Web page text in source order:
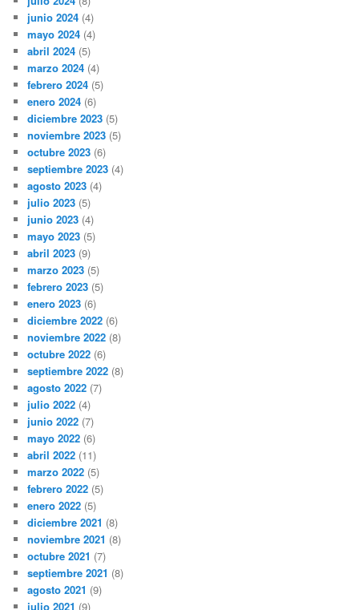
junio 2024 (4)
mayo 2024 (4)
abril 2024 (5)
marzo 2024 (4)
febrero 2024 (5)
enero 2024 (6)
diciembre 2023 (5)
noviembre 2023 (5)
octubre 2023 (6)
septiembre 2023 (4)
agosto 2023 (4)
julio 2023 (5)
junio 2023 (4)
mayo 2023 (5)
abril 2023 (9)
marzo 2023 (5)
febrero 2023 (5)
enero 2023 (6)
diciembre 2022 (6)
noviembre 2022 (8)
octubre 2022 (6)
septiembre 2022 (8)
agosto 2022 (7)
julio 2022 (4)
junio 2022 (7)
mayo 2022 (6)
abril 2022 (11)
marzo 2022 (5)
febrero 2022 (5)
enero 2022 (5)
diciembre 2021 (8)
noviembre 2021 (8)
octubre 2021 (7)
septiembre 2021 (8)
agosto 2021 (9)
julio 2021 (9)